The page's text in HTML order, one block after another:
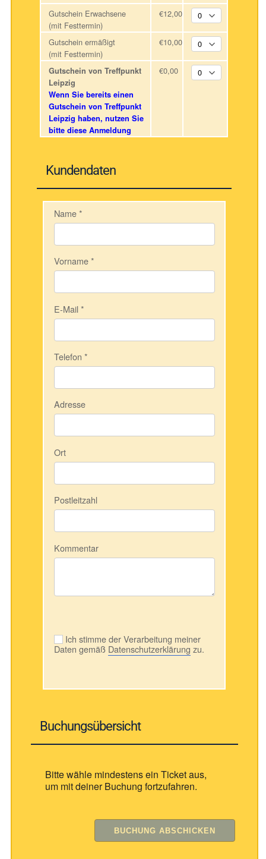
Gutschein Erwachsene
(mit Festtermin)
€12,00
Gutschein ermäßigt
(mit Festtermin)
€10,00
Gutschein von Treffpunkt
Leipzig
Wenn Sie bereits einen
Gutschein von Treffpunkt
Leipzig haben, nutzen Sie
bitte diese Anmeldung
€0,00
Kundendaten
Name*
Vorname*
E-Mail*
Telefon *
Adresse
Ort
Postleitzahl
Kommentar
Ich stimme der Verarbeitung meiner
Daten gemäß Datenschutzerklärung zu.
Buchungsübersicht
Bitte wähle mindestens ein Ticket aus,
um mit deiner Buchung fortzufahren.